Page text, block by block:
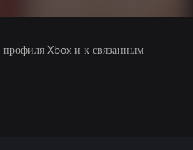
профиля Xbox и к связанным